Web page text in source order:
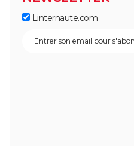
Linternaute.com